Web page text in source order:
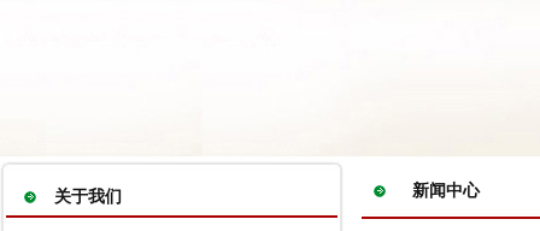
关于我们 新闻中心